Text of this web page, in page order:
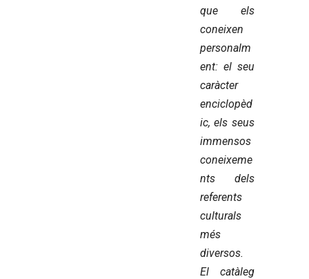
que els
coneixen
personalm
ent: el seu
caràcter
enciclopèd
ic, els seus
immensos
coneixeme
nts dels
referents
culturals
més
diversos.
El catàleg